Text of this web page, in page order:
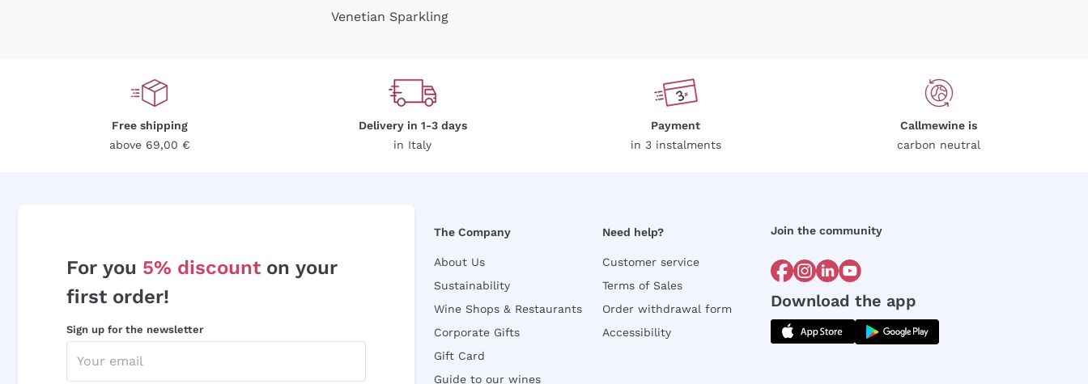
Venetian Sparkling
Free shipping
above 69,00 €
Delivery in 1-3 days
in Italy
Payment
in 3 instalments
Callmewine is
carbon neutral
For you 5% discount on your
first order!
Sign up for the newsletter
The Company
About Us
Sustainability
Wine Shops & Restaurants
Corporate Gifts
Gift Card
Guide to our wines
Need help?
Customer service
Terms of Sales
Order withdrawal form
Accessibility
Join the community
Download the app